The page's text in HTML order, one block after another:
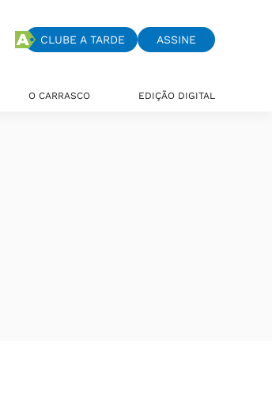
CLUBE A TARDE ASSINE
O CARRASCO EDIÇÃO DIGITAL